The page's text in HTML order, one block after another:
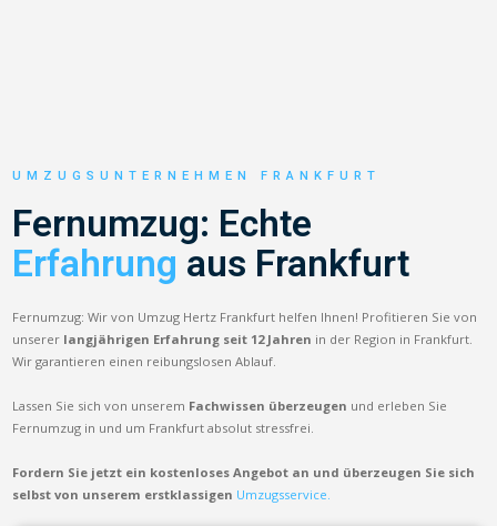
UMZUGSUNTERNEHMEN FRANKFURT
Fernumzug: Echte
Erfahrung aus Frankfurt
Fernumzug: Wir von Umzug Hertz Frankfurt helfen Ihnen! Profitieren Sie von
unserer langjährigen Erfahrung seit 12 Jahren in der Region in Frankfurt.
Wir garantieren einen reibungslosen Ablauf.
Lassen Sie sich von unserem Fachwissen überzeugen und erleben Sie
Fernumzug in und um Frankfurt absolut stressfrei.
Fordern Sie jetzt ein kostenloses Angebot an und überzeugen Sie sich
selbst von unserem erstklassigen Umzugsservice.